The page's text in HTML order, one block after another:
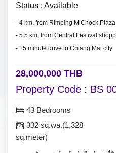
Property Code : BS
43 Bedrooms
332 sq.wa.(1,328
sq.meter)
Status : Available
- 4 km. from Rimping MiChock
- 5.5 km. from Central Festival
- 15 minute drive to Chiang Mai city.
28,000,000 THB